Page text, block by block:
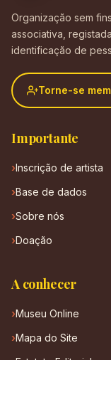
Organização sem
associativa,
identificação de
Torne-se
Importante
Inscrição de artista
Base de dados
Sobre nós
Doação
A conhecer
Museu Online
Mapa do Site
Estatuto Editorial